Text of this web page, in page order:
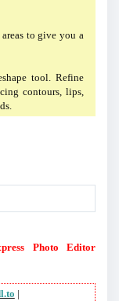
to give you a
tool. Refine
contours, lips,
Photo Editor
|